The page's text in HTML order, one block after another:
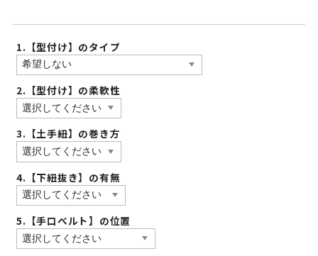
1.【型付け】のタイプ
2.【型付け】の柔軟性
3.【土手紐】の巻き方
4.【下紐抜き】の有無
5.【手口ベルト】の位置